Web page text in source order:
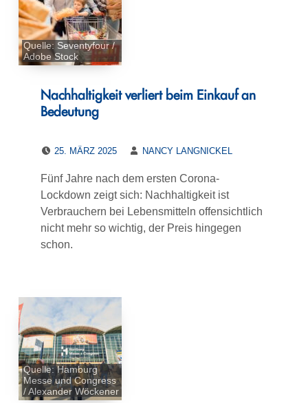
Quelle: Seventyfour /
Adobe Stock
Nachhaltigkeit verliert beim Einkauf an
Bedeutung
POSTED ON:
25. MÄRZ 2025
NANCY LANGNICKEL
Fünf Jahre nach dem ersten Corona-
Lockdown zeigt sich: Nachhaltigkeit ist
Verbrauchern bei Lebensmitteln offensichtlich
nicht mehr so wichtig, der Preis hingegen
schon.
Quelle: Hamburg
Messe und Congress
/ Alexander Wöckener